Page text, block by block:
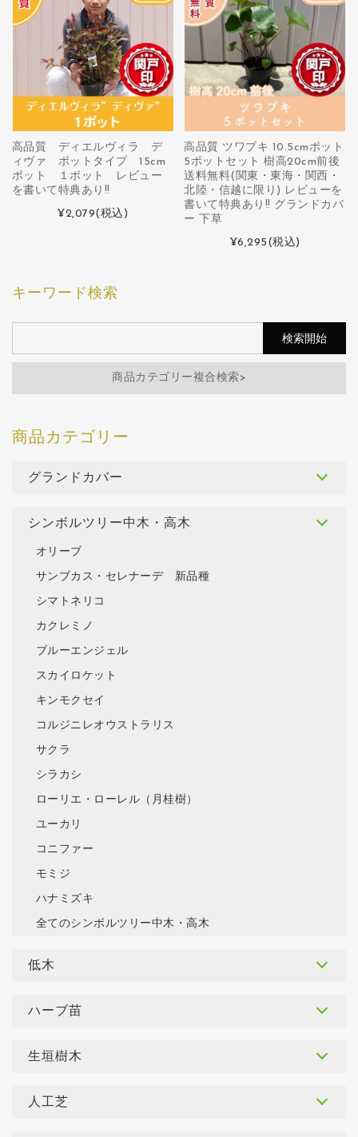
高品質 ディエルヴィラ デ
ィヴァ ポットタイプ 15cm
ポット １ポット レビュー
を書いて特典あり!!
¥2,079(税込)
高品質 ツワブキ 10.5cmポット
5ポットセット 樹高20cm前後
送料無料(関東・東海・関西・
北陸・信越に限り) レビューを
書いて特典あり!! グランドカバ
ー 下草
¥6,295 (税込)
キーワード検索
商品カテゴリー複合検索>
グランドカバー
シンボルツリー中木・高木
オリーブ
サンブカス・セレナーデ 新品種
シマトネリコ
カクレミノ
ブルーエンジェル
スカイロケット
キンモクセイ
コルジニレオウストラリス
サクラ
シラカシ
ローリエ・ローレル（月桂樹）
ユーカリ
コニファー
モミジ
ハナミズキ
全てのシンボルツリー中木・高木
低木
ハーブ苗
生垣樹木
人工芝